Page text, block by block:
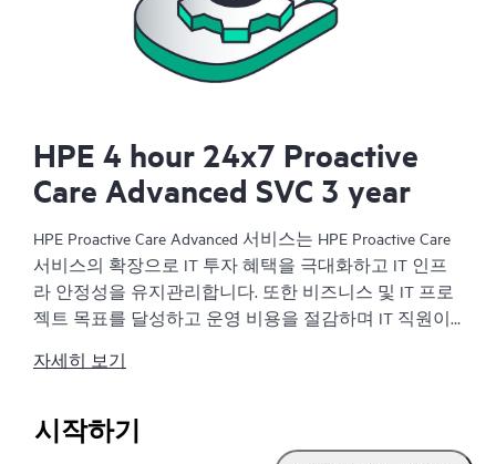
HPE 4 hour 24x7 Proactive
Care Advanced SVC 3 year
HPE Proactive Care Advanced 서비스는 HPE Proactive Care
서비스의 확장으로 IT 투자 혜택을 극대화하고 IT 인프
라 안정성을 유지관리합니다. 또한 비즈니스 및 IT 프로
젝트 목표를 달성하고 운영 비용을 절감하며 IT 직원이
당된 HPE ASM(Account Support Manager)은 HPE의 광범위
맞춤식으로 기술 및 운영에 관한 조언을 제공합니다.
HPE Proactive Care Advanced를 사용하면 HPE에 연결된 장
자세히 보기
시작하기